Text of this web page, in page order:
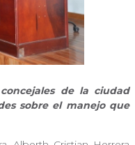
de la ciudad
sobre el manejo que